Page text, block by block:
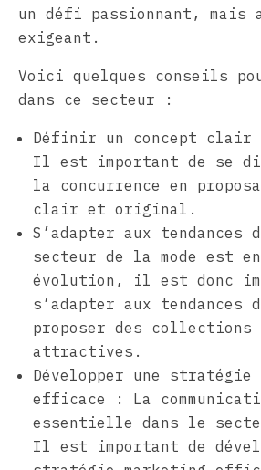
un défi passionnant, mais
exigeant.
Voici quelques conseils
dans ce secteur :
Définir un concept
Il est important de se
la concurrence en
clair et original.
S’adapter aux tendances
secteur de la mode est
évolution, il est donc
s’adapter aux tendances
proposer des
attractives.
Développer une stratégie
efficace : La
essentielle dans le
Il est important de